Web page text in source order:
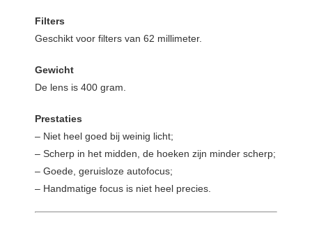
Filters
Geschikt voor filters van 62 millimeter.
Gewicht
De lens is 400 gram.
Prestaties
– Niet heel goed bij weinig licht;
– Scherp in het midden, de hoeken zijn minder scherp;
– Goede, geruisloze autofocus;
– Handmatige focus is niet heel precies.